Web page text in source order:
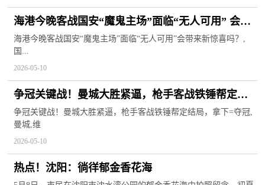
海港今晚客战国安“魔鬼主场”面临“无人可用” 会带
来新惊喜吗？
海港今晚客战国安“魔鬼主场”面临“无人可用”会带来新惊喜吗？,
国...
2026-05-10
争冠关键战！曼城大胜紧逼，枪手客战铁锤帮定结
局，拿下=夺冠
争冠关键战！曼城大胜紧逼，枪手客战铁锤帮定结局，拿下=夺冠,
曼城,维
2026-05-10
热点！沈阳：徜徉郁金香花海